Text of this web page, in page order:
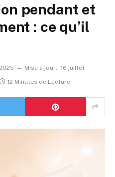
pendant et
: ce qu’il
Mise à jour: 16 juillet
12 Minutes de Lecture